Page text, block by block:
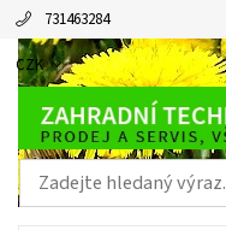
731463284
CZK